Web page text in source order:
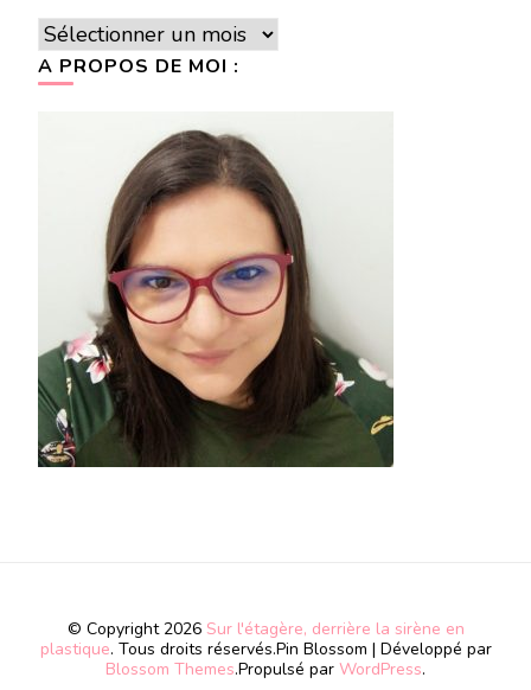
Archives
A PROPOS DE MOI :
© Copyright 2026 Sur l'étagère, derrière la sirène en
plastique. Tous droits réservés.Pin Blossom | Développé par
Blossom Themes.Propulsé par WordPress.